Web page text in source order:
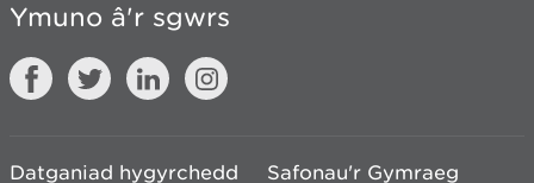
Ymuno â'r sgwrs
Datganiad hygyrchedd Safonau'r Gymraeg